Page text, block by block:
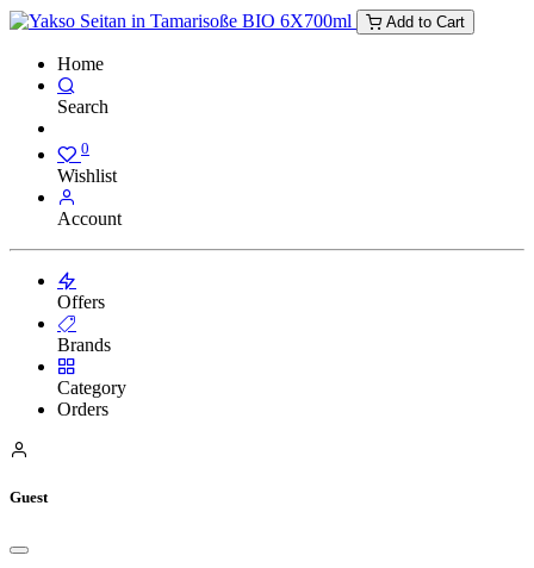
Add to Cart
Home
Search
0
Wishlist
Account
Offers
Brands
Category
Orders
Guest